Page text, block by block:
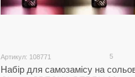
Артикул: 108771 5
Набір для самозамісу на